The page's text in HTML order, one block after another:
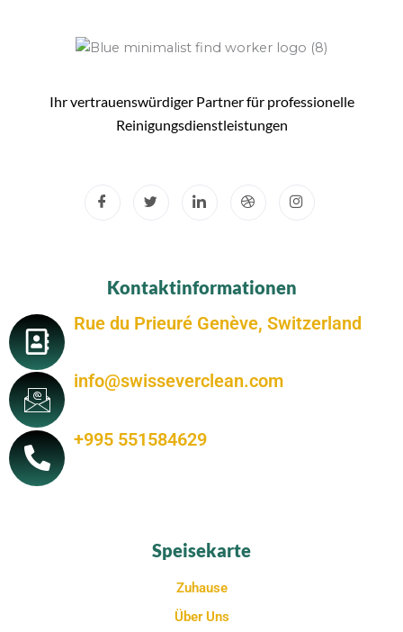
Ihr vertrauenswürdiger Partner für professionelle
Reinigungsdienstleistungen
Kontaktinformationen
Rue du Prieuré Genève, Switzerland
info@swisseverclean.com
+995 551584629
Speisekarte
Zuhause
Über Uns